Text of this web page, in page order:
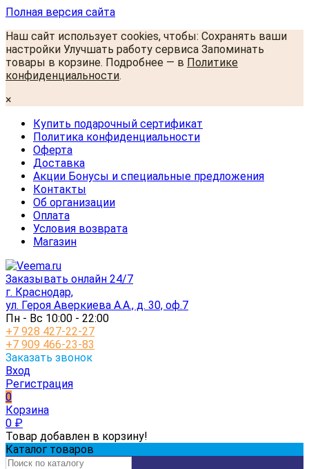
Полная версия сайта
Наш сайт использует cookies, чтобы: Сохранять ваши
настройки Улучшать работу сервиса Запоминать
товары в корзине. Подробнее — в Политике
конфиденциальности.
×
Купить подарочный сертификат
Политика конфиденциальности
Оферта
Доставка
Акции Бонусы и специальные предложения
Контакты
Об организации
Оплата
Условия возврата
Магазин
Заказывать онлайн 24/7
г. Краснодар,
ул. Героя Аверкиева А.А., д. 30, оф.7
Пн - Вс 10:00 - 22:00
+7 928 427-22-27
+7 909 466-23-83
Заказать звонок
Вход
Регистрация
0
Корзина
0 ₽
Товар добавлен в корзину!
Каталог товаров